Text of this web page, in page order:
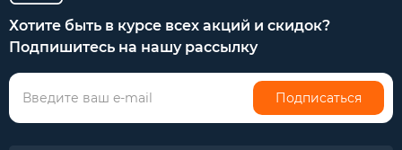
Хотите быть в курсе всех акций и скидок?
Подпишитесь на нашу рассылку
Подписаться